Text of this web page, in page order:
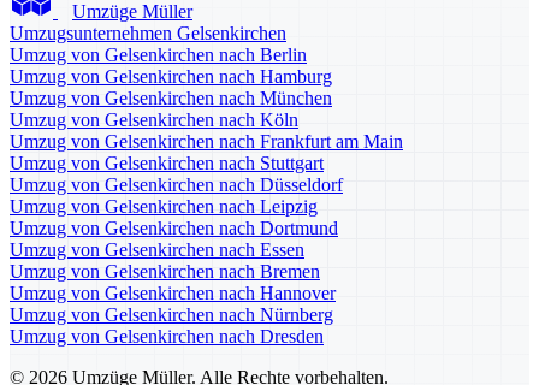
Umzüge Müller
Umzugsunternehmen Gelsenkirchen
Umzug von Gelsenkirchen nach Berlin
Umzug von Gelsenkirchen nach Hamburg
Umzug von Gelsenkirchen nach München
Umzug von Gelsenkirchen nach Köln
Umzug von Gelsenkirchen nach Frankfurt am Main
Umzug von Gelsenkirchen nach Stuttgart
Umzug von Gelsenkirchen nach Düsseldorf
Umzug von Gelsenkirchen nach Leipzig
Umzug von Gelsenkirchen nach Dortmund
Umzug von Gelsenkirchen nach Essen
Umzug von Gelsenkirchen nach Bremen
Umzug von Gelsenkirchen nach Hannover
Umzug von Gelsenkirchen nach Nürnberg
Umzug von Gelsenkirchen nach Dresden
© 2026 Umzüge Müller. Alle Rechte vorbehalten.